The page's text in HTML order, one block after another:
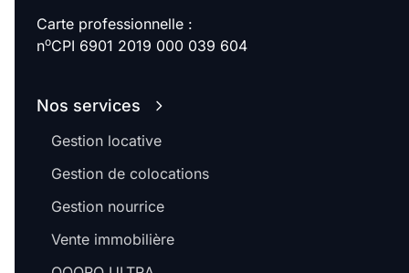
Carte professionnelle :
noCPI 6901 2019 000 039 604
Nos services
Gestion locative
Gestion de colocations
Gestion nourrice
Vente immobilière